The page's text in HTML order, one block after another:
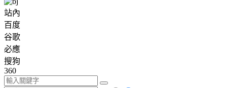
站內
百度
谷歌
必應
搜狗
360